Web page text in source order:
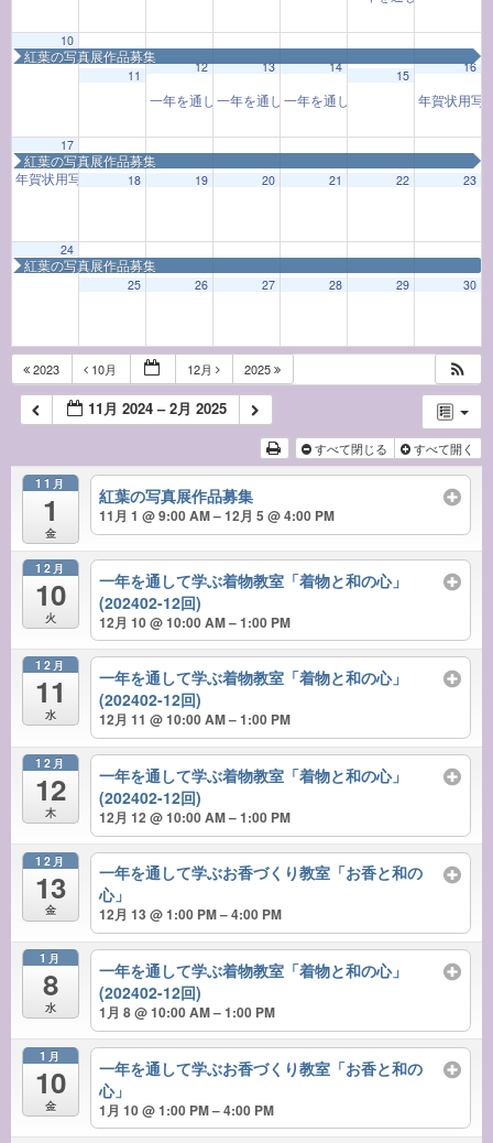
10
紅葉の写真展作品募集
11
12
一年を通して学ぶ着物教室「着物と和の心」(202402-12
13
一年を通して学ぶ着物教室「着物と和の心」
14
一年を通して学ぶ着物教室「着物
15
16
年賀状用写
17
年賀状用写真撮影会9:30 AM
紅葉の写真展作品募集
18 19 20 21 22 23
24
紅葉の写真展作品募集
25 26 27 28 29 30
2023 10月 12月 2025
11月 2024 – 2月 2025
すべて閉じる すべて開く
11月
1
金
紅葉の写真展作品募集
11月 1 @ 9:00 AM – 12月 5 @ 4:00 PM
12月
10
火
一年を通して学ぶ着物教室「着物と和の心」
(202402-12回)
12月 10 @ 10:00 AM – 1:00 PM
12月
11
水
一年を通して学ぶ着物教室「着物と和の心」
(202402-12回)
12月 11 @ 10:00 AM – 1:00 PM
12月
12
木
一年を通して学ぶ着物教室「着物と和の心」
(202402-12回)
12月 12 @ 10:00 AM – 1:00 PM
12月
13
金
一年を通して学ぶお香づくり教室「お香と和の
心」
12月 13 @ 1:00 PM – 4:00 PM
1月
8
水
一年を通して学ぶ着物教室「着物と和の心」
(202402-12回)
1月 8 @ 10:00 AM – 1:00 PM
1月
10
金
一年を通して学ぶお香づくり教室「お香と和の
心」
1月 10 @ 1:00 PM – 4:00 PM